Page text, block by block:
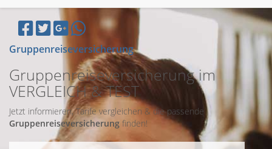
Gruppenreiseversicherung
Gruppenreiseversicherung im
VERGLEICH & TEST
Jetzt informieren, Tarife vergleichen & die passende
Gruppenreiseversicherung finden!